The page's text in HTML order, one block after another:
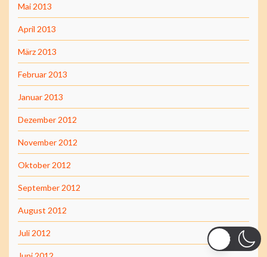
Mai 2013
April 2013
März 2013
Februar 2013
Januar 2013
Dezember 2012
November 2012
Oktober 2012
September 2012
August 2012
Juli 2012